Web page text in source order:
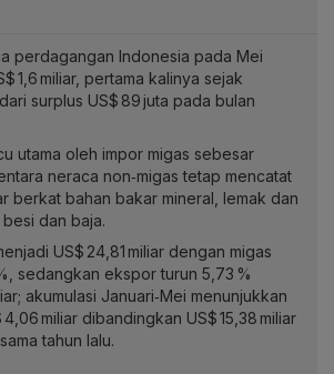
perdagangan Indonesia pada Mei
1,6 miliar, pertama kalinya sejak
surplus US$ 89 juta pada bulan
utama oleh impor migas sebesar
neraca non‑migas tetap mencatat
berkat bahan bakar mineral, lemak dan
dan baja.
US$ 24,81 miliar dengan migas
sedangkan ekspor turun 5,73 %
akumulasi Januari‑Mei menunjukkan
miliar dibandingkan US$ 15,38 miliar
tahun lalu.